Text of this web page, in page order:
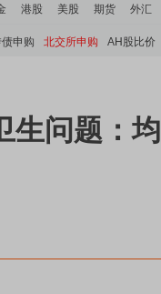
港股 美股 期货 外汇
申购 北交所申购 AH股比价
生问题：